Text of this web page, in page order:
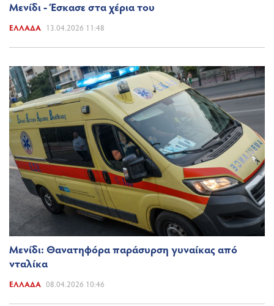
Μενίδι - Έσκασε στα χέρια του
ΕΛΛΆΔΑ 13.04.2026 11:48
Μενίδι: Θανατηφόρα παράσυρση γυναίκας από
νταλίκα
ΕΛΛΆΔΑ 08.04.2026 10:46